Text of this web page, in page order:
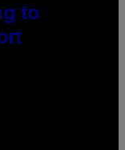
to